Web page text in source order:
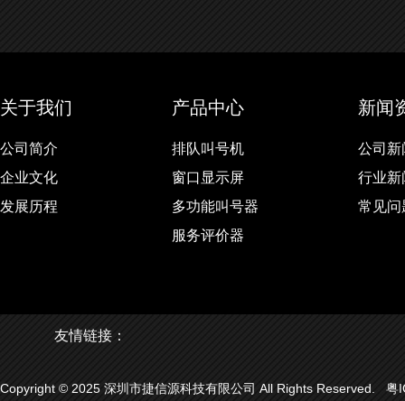
关于我们
公司简介
企业文化
发展历程
产品中心
排队叫号机
窗口显示屏
多功能叫号器
服务评价器
新闻
公司新
行业新
常见问
友情链接：
Copyright © 2025 深圳市捷信源科技有限公司 All Rights Reserved. 粤